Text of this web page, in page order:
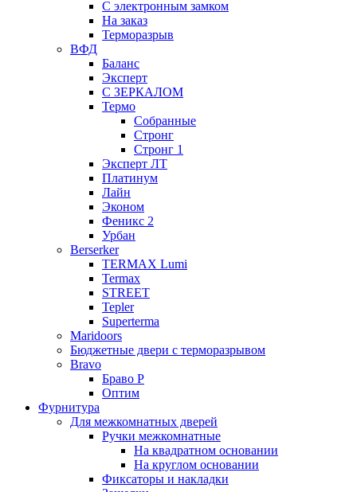
С электронным замком
На заказ
Терморазрыв
ВФД
Баланс
Эксперт
С ЗЕРКАЛОМ
Термо
Собранные
Стронг
Стронг 1
Эксперт ЛТ
Платинум
Лайн
Эконом
Феникс 2
Урбан
Berserker
TERMAX Lumi
Termax
STREET
Tepler
Superterma
Maridoors
Бюджетные двери с терморазрывом
Bravo
Браво Р
Оптим
Фурнитура
Для межкомнатных дверей
Ручки межкомнатные
На квадратном основании
На круглом основании
Фиксаторы и накладки